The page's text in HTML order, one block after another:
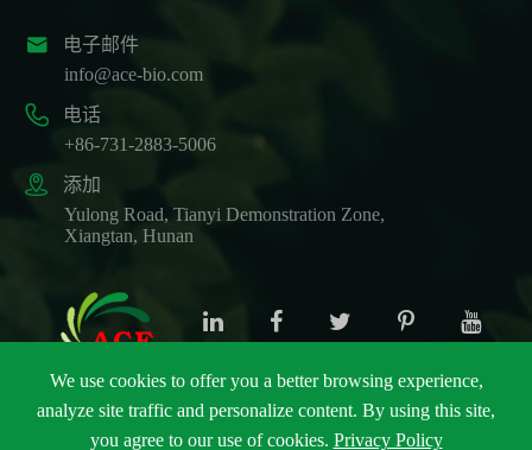

电子邮件
info@ace-bio.com

电话
+86-731-2883-5006

添加
Yulong Road, Tianyi Demonstration Zone,
Xiangtan, Hunan
版权 ©ACE Biotechnology Co., Ltd.保留所有权利.
We use cookies to offer you a better browsing experience,
analyze site traffic and personalize content. By using this site,
you agree to our use of cookies. Privacy Policy